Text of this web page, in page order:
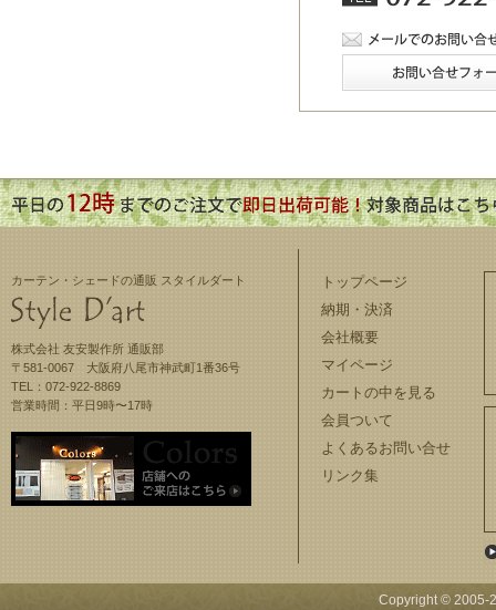
カーテン・シェードの通販 スタイルダート
株式会社 友安製作所 通販部
〒581-0067 大阪府八尾市神武町1番36号
TEL：072-922-8869
営業時間：平日9時〜17時
トップページ
納期・決済
会社概要
マイページ
カートの中を見る
会員ついて
よくあるお問い合せ
リンク集
Copyright © 2005-